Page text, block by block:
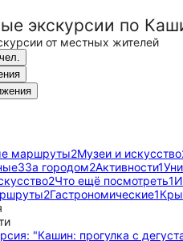
экскурсии по
от местных жителей
маршруты2Музеи и искусство
3За городом2Активности1
2Что ещё посмотреть1
2Гастрономические1